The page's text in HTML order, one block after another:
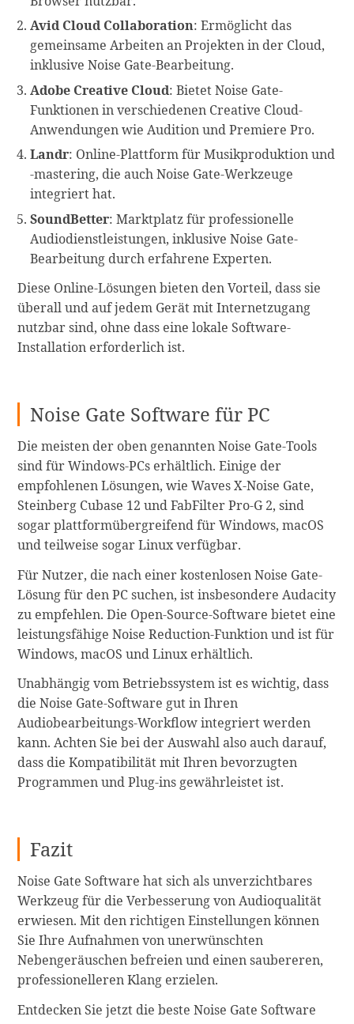
Avid Cloud Collaboration: Ermöglicht das
gemeinsame Arbeiten an Projekten in der Cloud,
inklusive Noise Gate-Bearbeitung.
Adobe Creative Cloud: Bietet Noise Gate-
Funktionen in verschiedenen Creative Cloud-
Anwendungen wie Audition und Premiere Pro.
Landr: Online-Plattform für Musikproduktion und
-mastering, die auch Noise Gate-Werkzeuge
integriert hat.
SoundBetter: Marktplatz für professionelle
Audiodienstleistungen, inklusive Noise Gate-
Bearbeitung durch erfahrene Experten.
Diese Online-Lösungen bieten den Vorteil, dass sie
überall und auf jedem Gerät mit Internetzugang
nutzbar sind, ohne dass eine lokale Software-
Installation erforderlich ist.
Noise Gate Software für PC
Die meisten der oben genannten Noise Gate-Tools
sind für Windows-PCs erhältlich. Einige der
empfohlenen Lösungen, wie Waves X-Noise Gate,
Steinberg Cubase 12 und FabFilter Pro-G 2, sind
sogar plattformübergreifend für Windows, macOS
und teilweise sogar Linux verfügbar.
Für Nutzer, die nach einer kostenlosen Noise Gate-
Lösung für den PC suchen, ist insbesondere Audacity
zu empfehlen. Die Open-Source-Software bietet eine
leistungsfähige Noise Reduction-Funktion und ist für
Windows, macOS und Linux erhältlich.
Unabhängig vom Betriebssystem ist es wichtig, dass
die Noise Gate-Software gut in Ihren
Audiobearbeitungs-Workflow integriert werden
kann. Achten Sie bei der Auswahl also auch darauf,
dass die Kompatibilität mit Ihren bevorzugten
Programmen und Plug-ins gewährleistet ist.
Fazit
Noise Gate Software hat sich als unverzichtbares
Werkzeug für die Verbesserung von Audioqualität
erwiesen. Mit den richtigen Einstellungen können
Sie Ihre Aufnahmen von unerwünschten
Nebengeräuschen befreien und einen saubereren,
professionelleren Klang erzielen.
Entdecken Sie jetzt die beste Noise Gate Software